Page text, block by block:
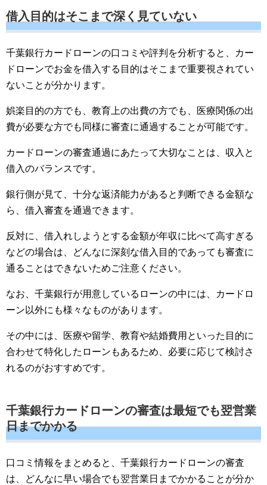
借入目的はそこまで深く見ていない
千葉銀行カードローンの口コミや評判を分析すると、カー
ドローンでお金を借入する目的はそこまで重要視されてい
ないことが分かります。
娯楽目的の方でも、教育上の出費の方でも、医療関係の出
費が必要な方でも同様に審査に通過することが可能です。
カードローンの審査通過にあたって大切なことは、収入と
借入のバランスです。
銀行側が見て、十分な返済能力があると判断できる金額な
ら、借入審査を通過できます。
反対に、借入れしようとする金額が年収に比べて高すぎる
などの場合は、どんなに深刻な借入目的であっても審査に
通ることはできないためご注意ください。
なお、千葉銀行が用意しているローンの中には、カードロ
ーン以外にも様々なものがあります。
その中には、医療や留学、教育や結婚費用といった目的に
合わせて特化したローンもあるため、必要に応じて検討さ
れるのがおすすめです。
千葉銀行カードローンの審査は最短でも翌営業
日までかかる
口コミ情報をまとめると、千葉銀行カードローンの審査
は、どんなに早い場合でも翌営業日までかかることが分か